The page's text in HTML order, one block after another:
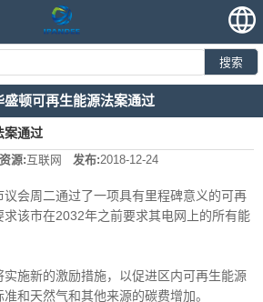
搜索
盛顿可再生能源法案通过
案通过
资源:互联网 发布:2018-12-24
会周二通过了一项具有里程碑意义的可再
该市在2032年之前要求其电网上的所有能
施新的激励措施，以促进区内可再生能源
和天然气和其他来源的碳费增加。